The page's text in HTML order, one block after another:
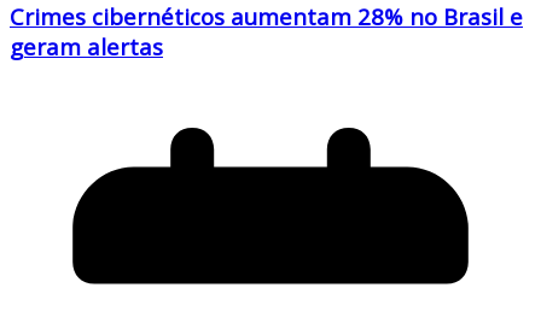
Crimes cibernéticos aumentam 28% no Brasil e
geram alertas